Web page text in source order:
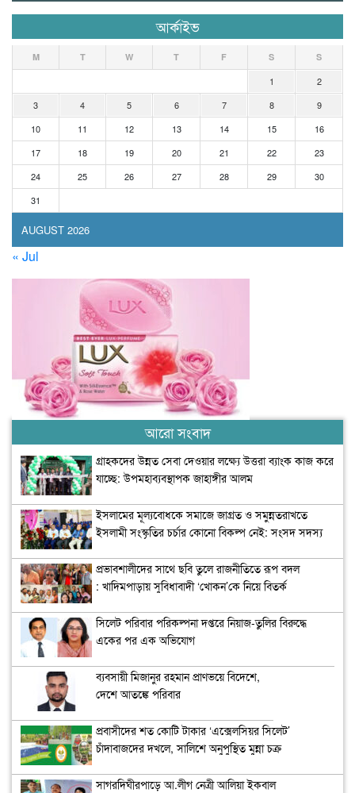
আর্কাইভ
AUGUST 2026
M T W T F S S
1
2
3
4 5 6 7 8
9
10
11 12 13 14 15
16
17
18 19 20 21 22
23
24
25 26 27 28 29
30
31
« Jul
আরো সংবাদ
গ্রাহকদের উন্নত সেবা দেওয়ার লক্ষ্যে উত্তরা ব্যাংক কাজ করে
যাচ্ছে: উপমহাব্যবস্থাপক জাহাঙ্গীর আলম
ইসলামের মূল্যবোধকে সমাজে জাগ্রত ও সমুন্নতরাখতে
ইসলামী সংস্কৃতির চর্চার কোনো বিকল্প নেই: সংসদ সদস্য
প্রভাবশালীদের সাথে ছবি তুলে রাজনীতিতে রূপ বদল
: খাদিমপাড়ায় সুবিধাবাদী ‘খোকন’কে নিয়ে বিতর্ক
সিলেট পরিবার পরিকল্পনা দপ্তরে নিয়াজ-তুলির বিরুদ্ধে
একের পর এক অভিযোগ
ব্যবসায়ী মিজানুর রহমান প্রাণভয়ে বিদেশে,
দেশে আতঙ্কে পরিবার
প্রবাসীদের শত কোটি টাকার ‘এক্সেলসিয়র সিলেট’
চাঁদাবাজদের দখলে, সালিশে অনুপুস্থিত মুন্না চক্র
সাগরদিঘীরপাড়ে আ.লীগ নেত্রী আলিয়া ইকবাল